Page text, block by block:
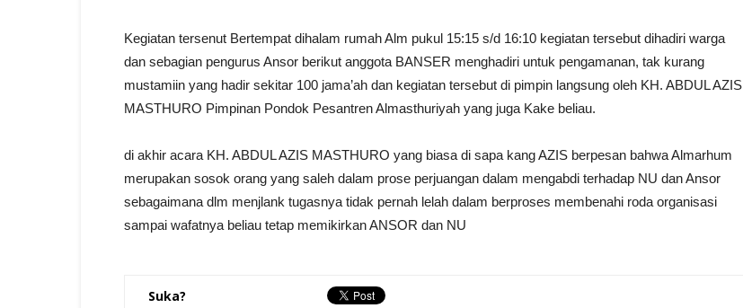
Kegiatan tersenut Bertempat dihalam rumah Alm pukul 15:15 s/d 16:10 kegiatan tersebut dihadiri warga
dan sebagian pengurus Ansor berikut anggota BANSER menghadiri untuk pengamanan, tak kurang
mustamiin yang hadir sekitar 100 jama’ah dan kegiatan tersebut di pimpin langsung oleh KH. ABDUL AZIS
MASTHURO Pimpinan Pondok Pesantren Almasthuriyah yang juga Kake beliau.
di akhir acara KH. ABDUL AZIS MASTHURO yang biasa di sapa kang AZIS berpesan bahwa Almarhum
merupakan sosok orang yang saleh dalam prose perjuangan dalam mengabdi terhadap NU dan Ansor
sebagaimana dlm menjlank tugasnya tidak pernah lelah dalam berproses membenahi roda organisasi
sampai wafatnya beliau tetap memikirkan ANSOR dan NU
Suka?